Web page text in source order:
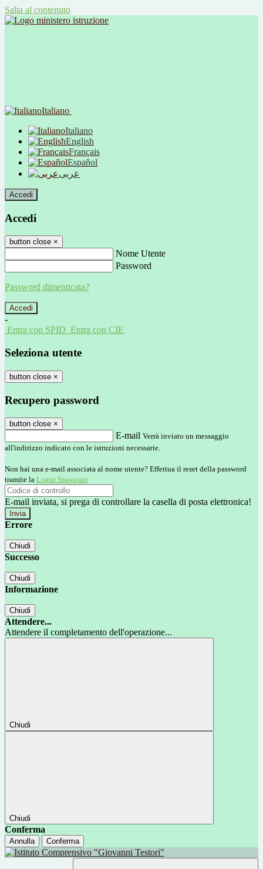
Salta al contenuto
Italiano
Italiano
English
Français
Español
عربى
Accedi
Accedi
button close ×
Nome Utente
Password
Password dimenticata?
-
Entra con SPID Entra con CIE
Seleziona utente
button close ×
Recupero password
button close ×
E-mail Verrà inviato un messaggio
all'indirizzo indicato con le istruzioni necessarie.
Non hai una e-mail associata al nome utente? Effettua il reset della password
tramite la Login Spaggiari
E-mail inviata, si prega di controllare la casella di posta elettronica!
Errore
Chiudi
Successo
Chiudi
Informazione
Chiudi
Attendere...
Attendere il completamento dell'operazione...
Chiudi
Chiudi
Conferma
Annulla Conferma